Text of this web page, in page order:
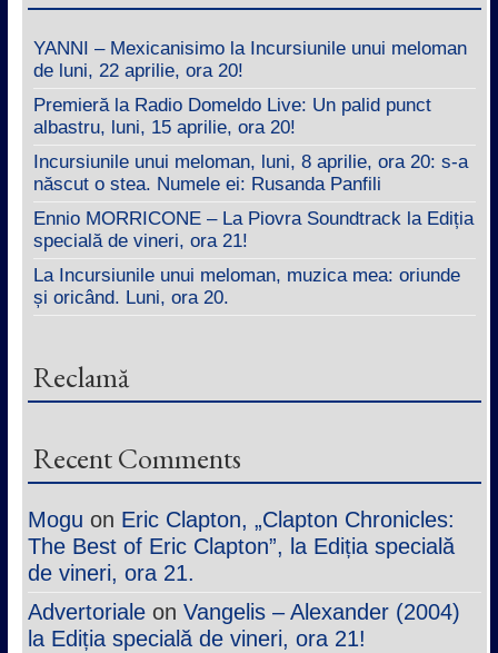
YANNI – Mexicanisimo la Incursiunile unui meloman
de luni, 22 aprilie, ora 20!
Premieră la Radio Domeldo Live: Un palid punct
albastru, luni, 15 aprilie, ora 20!
Incursiunile unui meloman, luni, 8 aprilie, ora 20: s-a
născut o stea. Numele ei: Rusanda Panfili
Ennio MORRICONE – La Piovra Soundtrack la Ediția
specială de vineri, ora 21!
La Incursiunile unui meloman, muzica mea: oriunde
și oricând. Luni, ora 20.
Reclamă
Recent Comments
Mogu on Eric Clapton, „Clapton Chronicles:
The Best of Eric Clapton”, la Ediția specială
de vineri, ora 21.
Advertorialeon Vangelis – Alexander (2004)
la Ediția specială de vineri, ora 21!